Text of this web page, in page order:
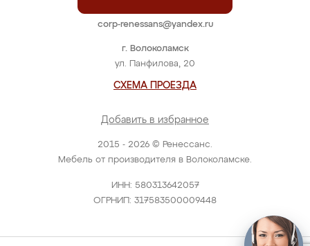
2015 - 2026 © Ренессанс.
Мебель от производителя в Волоколамске.
ИНН: 580313642057
ОГРНИП: 317583500009448
г. Волоколамск
ул. Панфилова, 20
СХЕМА ПРОЕЗДА
Добавить в избранное
corp-renessans@yandex.ru